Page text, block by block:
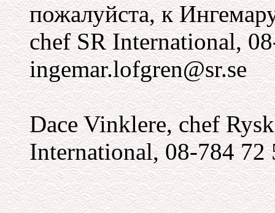
пожалуйста, к
chef SR International,
ingemar.lofgren@sr.se
Dace Vinklere, chef
International, 08-784 72